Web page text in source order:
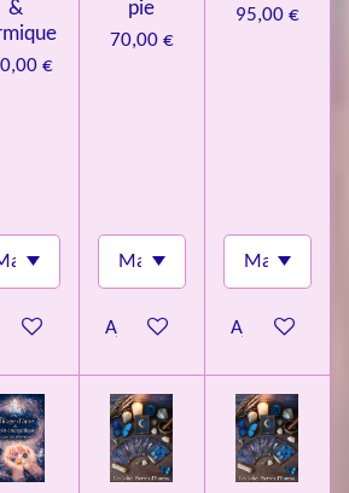
&
€
au panier
pie
70,00 €
Ajouter au panier
95,00 €
Ajouter au